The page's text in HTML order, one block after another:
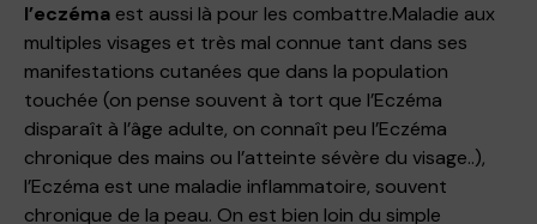
l’eczéma est aussi là pour les combattre.Maladie aux
multiples visages et très mal connue tant dans ses
manifestations cutanées que dans la population
touchée (on pense souvent à tort que l’Eczéma
disparaît à l’âge adulte, on connaît peu l’Eczéma
chronique des mains ou l’atteinte sévère du visage..),
l’Eczéma est une maladie inflammatoire, souvent
chronique de la peau. On est bien loin du simple